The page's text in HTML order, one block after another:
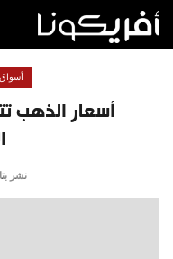
أسعار الذهب
نشر